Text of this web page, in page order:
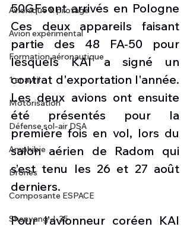
Avionique & pilotage
Avion expérimental
Formation aéronautique
1 er avril
Motorisation
Défense sol-air DSA
Amphibie
Drones
Composante ESPACE
Shenyang J-35
50GFsont arrivés en Pologne
Ces deux appareils faisant
partie des 48 FA-50 pour
lesquels KAI a signé un
contrat d'exportation l'année.
Les deux avions ont ensuite
été présentés pour la
première fois en vol, lors du
salon aérien de Radom qui
s’est tenu les 26 et 27 août
derniers.
Pour l’avionneur coréen KAI